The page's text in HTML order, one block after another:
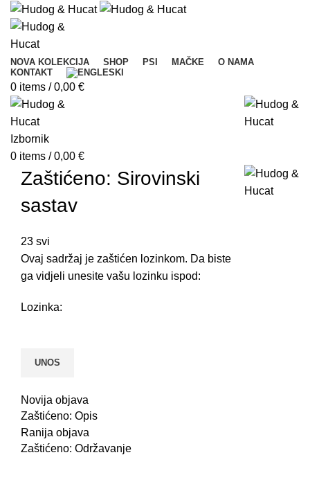
NOVA KOLEKCIJA SHOP PSI MAČKE
O NAMA
KONTAKT
0 items / 0,00 €
Izbornik
0 items / 0,00 €
Zaštićeno: Sirovinski
sastav
23 svi
Ovaj sadržaj je zaštićen lozinkom. Da biste
ga vidjeli unesite vašu lozinku ispod:
Lozinka:
Novija objava
Zaštićeno: Opis
Ranija objava
Zaštićeno: Održavanje